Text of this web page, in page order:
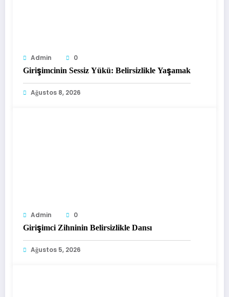
Admin
0
Girişimcinin Sessiz Yükü: Belirsizlikle Yaşamak
Ağustos 8, 2026
Admin
0
Girişimci Zihninin Belirsizlikle Dansı
Ağustos 5, 2026